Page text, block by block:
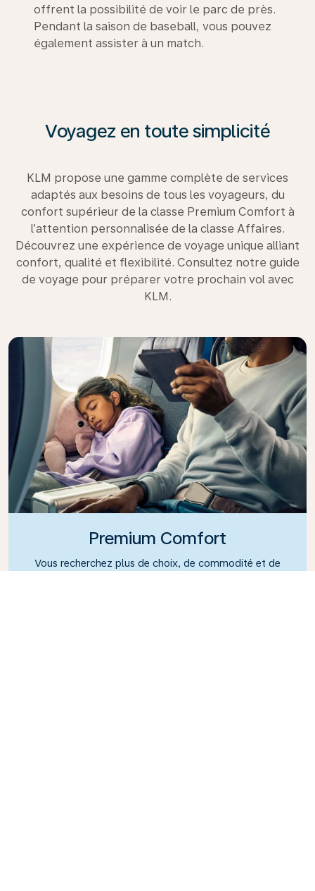
offrent la possibilité de voir le parc de près.
Pendant la saison de baseball, vous pouvez
également assister à un match.
Voyagez en toute simplicité
KLM propose une gamme complète de services
adaptés aux besoins de tous les voyageurs, du
confort supérieur de la classe Premium Comfort à
l’attention personnalisée de la classe Affaires.
Découvrez une expérience de voyage unique alliant
confort, qualité et flexibilité. Consultez notre guide
de voyage pour préparer votre prochain vol avec
KLM.
Premium Comfort
Vous recherchez plus de choix, de commodité et de